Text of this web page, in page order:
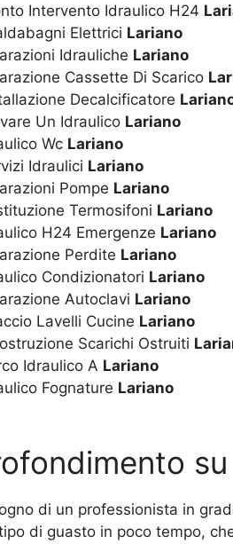
Intervento Idraulico H24
Elettrici Lariano
Idrauliche Lariano
Cassette Di Scarico
Decalcificatore
Un Idraulico Lariano
Wc Lariano
Idraulici Lariano
Pompe Lariano
Termosifoni Lariano
H24 Emergenze Lariano
Perdite Lariano
Condizionatori Lariano
Autoclavi Lariano
Lavelli Cucine Lariano
Scarichi Ostruiti
Idraulico A Lariano
Fognature Lariano
su
di un professionista in
di guasto in poco tempo,